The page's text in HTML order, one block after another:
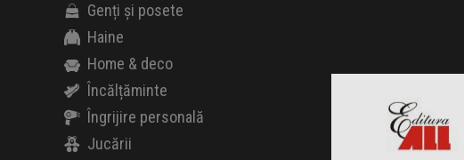
Genți și posete
Haine
Home & deco
Încălțăminte
Îngrijire personală
Jucării